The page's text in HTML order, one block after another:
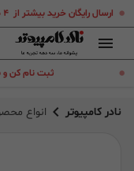
ارسال رایگان خرید بیشتر از ۴ میلیون تومان توسط پست پیشتاز به سراسر ایران عزیز
.
ثبت نام کن و
نادر کامپیوتر انواع